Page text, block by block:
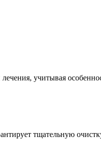
учитывая
тщательную